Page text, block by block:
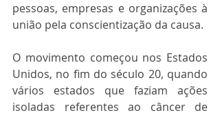
pessoas, empresas e organizações à
união pela conscientização da causa.
O movimento começou nos Estados
Unidos, no fim do século 20, quando
vários estados que faziam ações
isoladas referentes ao câncer de